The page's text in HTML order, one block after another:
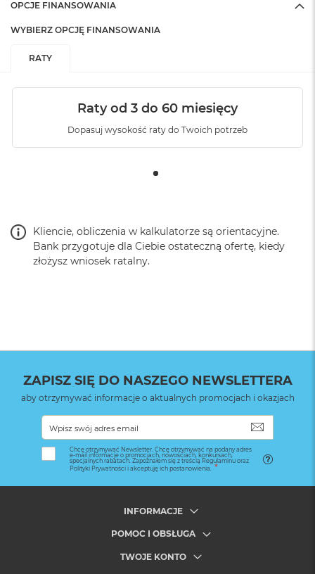
OPCJE FINANSOWANIA
WYBIERZ OPCJĘ FINANSOWANIA
RATY
Raty od 3 do 60 miesięcy
Dopasuj wysokość raty do Twoich potrzeb
Kliencie, obliczenia w kalkulatorze są orientacyjne.
Bank przygotuje dla Ciebie ostateczną ofertę, kiedy
złożysz wniosek ratalny.
ZAPISZ SIĘ DO NASZEGO NEWSLETTERA
aby otrzymywać informacje o aktualnych promocjach i okazjach
Chcę otrzymywać Newsletter. Chcę otrzymywać na podany adres
e-mail informacje o promocjach, nowościach, konkursach,
specjalnych rabatach. Zapoznałem się z treścią Regulaminu oraz
Polityki Prywatności i akceptuję ich postanowienia.
INFORMACJE
POMOC I OBSŁUGA
TWOJE KONTO